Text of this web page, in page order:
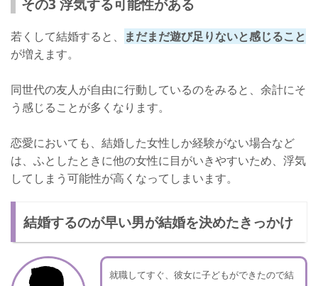
その3 浮気する可能性がある
若くして結婚すると、
まだまだ遊び足りないと感じること
が増えます。
同世代の友人が自由に行動しているのをみると、余計にそ
う感じることが多くなります。
恋愛においても、結婚した女性しか経験がない場合など
は、ふとしたときに他の女性に目がいきやすいため、浮気
してしまう可能性が高くなってしまいます。
結婚するのが早い男が結婚を決めたきっかけ
就職してすぐ、彼女に子どもができたので結